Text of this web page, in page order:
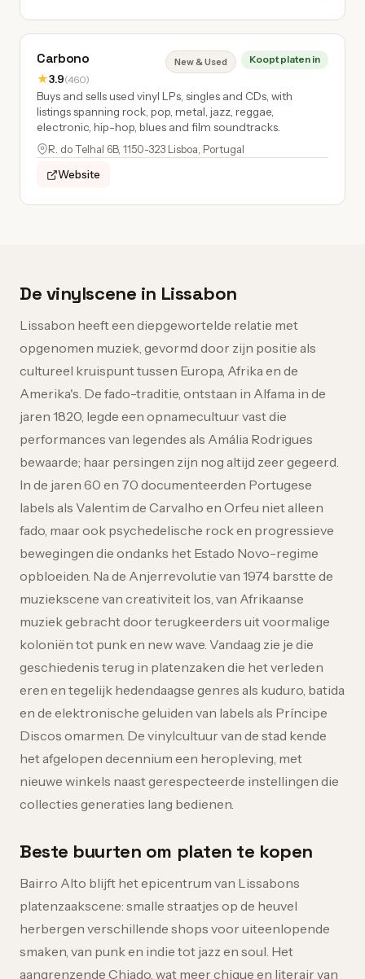
Carbono
★3.9(460)
New & Used Koopt platen in
Buys and sells used vinyl LPs, singles and CDs, with
listings spanning rock, pop, metal, jazz, reggae,
electronic, hip-hop, blues and film soundtracks.
R. do Telhal 6B, 1150-323 Lisboa, Portugal
Website
De vinylscene in Lissabon
Lissabon heeft een diepgewortelde relatie met
opgenomen muziek, gevormd door zijn positie als
cultureel kruispunt tussen Europa, Afrika en de
Amerika's. De fado-traditie, ontstaan in Alfama in de
jaren 1820, legde een opnamecultuur vast die
performances van legendes als Amália Rodrigues
bewaarde; haar persingen zijn nog altijd zeer gegeerd.
In de jaren 60 en 70 documenteerden Portugese
labels als Valentim de Carvalho en Orfeu niet alleen
fado, maar ook psychedelische rock en progressieve
bewegingen die ondanks het Estado Novo-regime
opbloeiden. Na de Anjerrevolutie van 1974 barstte de
muziekscene van creativiteit los, van Afrikaanse
muziek gebracht door terugkeerders uit voormalige
koloniën tot punk en new wave. Vandaag zie je die
geschiedenis terug in platenzaken die het verleden
eren en tegelijk hedendaagse genres als kuduro, batida
en de elektronische geluiden van labels als Príncipe
Discos omarmen. De vinylcultuur van de stad kende
het afgelopen decennium een heropleving, met
nieuwe winkels naast gerespecteerde instellingen die
collecties generaties lang bedienen.
Beste buurten om platen te kopen
Bairro Alto blijft het epicentrum van Lissabons
platenzaakscene: smalle straatjes op de heuvel
herbergen verschillende shops voor uiteenlopende
smaken, van punk en indie tot jazz en soul. Het
aangrenzende Chiado, wat meer chique en literair van